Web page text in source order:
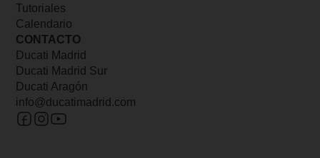
Tutoriales
Calendario
CONTACTO
Ducati Madrid
Ducati Madrid Sur
Ducati Aragón
info@ducatimadrid.com